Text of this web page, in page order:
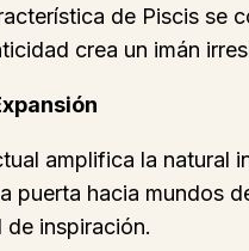
de Piscis se
crea un imán
amplifica la natural
puerta hacia mundos
de inspiración.